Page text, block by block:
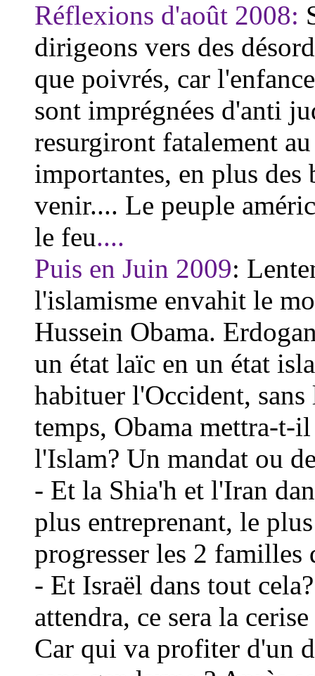
Réflexions d'août 2008:
dirigeons vers des
que poivrés, car
sont imprégnées d'anti
resurgiront fatalement
importantes, en plus des
venir.... Le peuple
le feu....
Puis en Juin 2009:
l'islamisme envahit le
Hussein Obama.
un état laïc en un état
habituer l'Occident,
temps, Obama mettra-t-
l'Islam? Un mandat ou
- Et la Shia'h et l'Iran
plus entreprenant, le
progresser les 2
- Et Israël dans tout
attendra, ce sera la
Car qui va profiter d'un